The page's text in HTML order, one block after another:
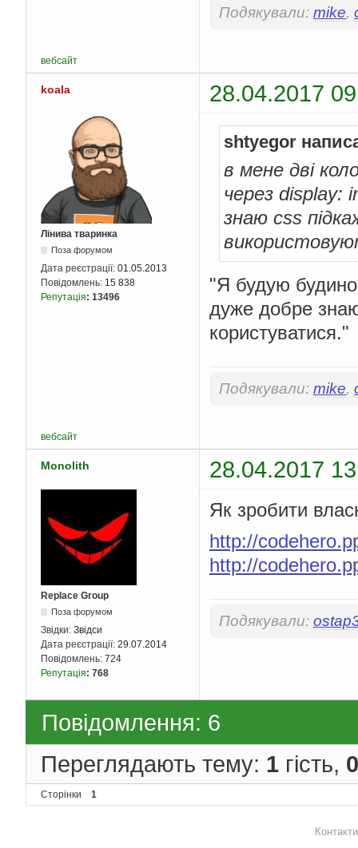
Подякували: mike,
вебсайт
koala 28.04.2017
Лінива тваринка
Поза форумом
Дата реєстрації: 01.05.2013
Повідомлень: 15 838
Репутація: 13496
shtyegor
в мене дві
через display:
знаю сss
"Я будую
дуже добре знаю
користуватися."
Подякували: mike,
вебсайт
Monolith 28.04.2017
Replace Group
Поза форумом
Звідки: Звідси
Дата реєстрації: 29.07.2014
Повідомлень: 724
Репутація: 768
Як зробити
http://
http://
Подякували:
Повідомлення: 6
Переглядають тему: 1 гість, 0
Сторінки 1